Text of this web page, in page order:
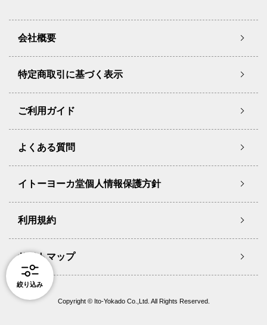
絞り込み
会社概要
特定商取引に基づく表示
ご利用ガイド
よくある質問
イトーヨーカ堂個人情報保護方針
利用規約
サイトマップ
Copyright © Ito-Yokado Co.,Ltd. All Rights Reserved.